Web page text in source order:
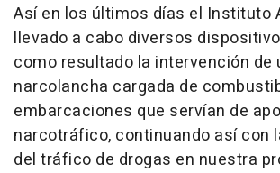
Así en los últimos días el Instituto
llevado a cabo diversos
como resultado la intervención de
narcolancha cargada de
embarcaciones que servían de
narcotráfico, continuando así con
del tráfico de drogas en nuestra